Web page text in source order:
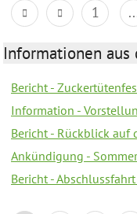
1
Informationen aus
Bericht -
Information -
Bericht - Rückblick auf
Ankündigung -
Bericht -